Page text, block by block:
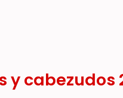
y cabezudos